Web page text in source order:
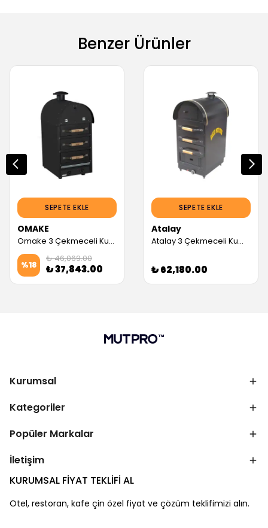
Benzer Ürünler
SEPETE EKLE
OMAKE
Omake 3 Çekmeceli Kumpir Fırını (Elektrikli) (Servis Garantili)
%18
₺ 46,069.00
₺ 37,843.00
SEPETE EKLE
Atalay
Atalay 3 Çekmeceli Kumpir Fırını, Elektrikli (Servis Garantili)
₺ 62,180.00
Kurumsal
Kategoriler
Popüler Markalar
İletişim
KURUMSAL FİYAT TEKLİFİ AL
Otel, restoran, kafe çin özel fiyat ve çözüm teklifimizi alın.